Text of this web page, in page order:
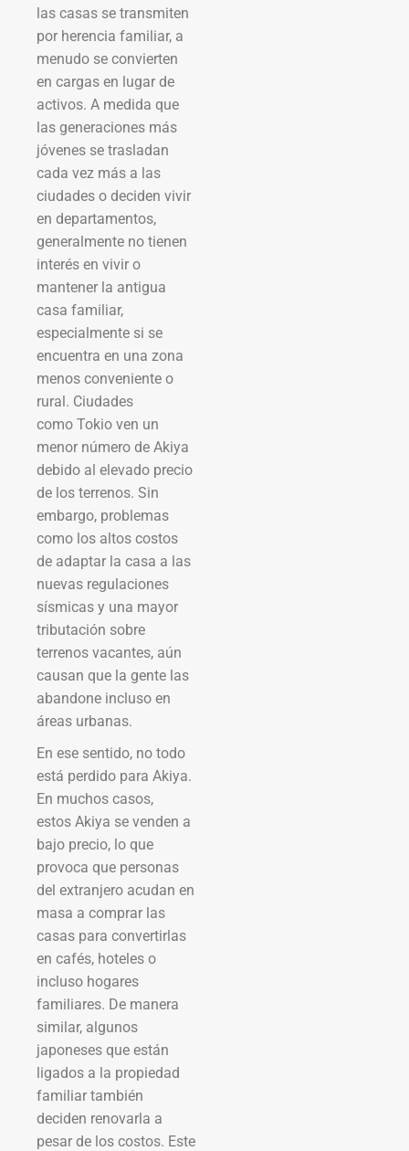
las casas se transmiten
por herencia familiar, a
menudo se convierten
en cargas en lugar de
activos. A medida que
las generaciones más
jóvenes se trasladan
cada vez más a las
ciudades o deciden vivir
en departamentos,
generalmente no tienen
interés en vivir o
mantener la antigua
casa familiar,
especialmente si se
encuentra en una zona
menos conveniente o
rural. Ciudades
como Tokio ven un
menor número de Akiya
debido al elevado precio
de los terrenos. Sin
embargo, problemas
como los altos costos
de adaptar la casa a las
nuevas regulaciones
sísmicas y una mayor
tributación sobre
terrenos vacantes, aún
causan que la gente las
abandone incluso en
áreas urbanas.
En ese sentido, no todo
está perdido para Akiya.
En muchos casos,
estos Akiya se venden a
bajo precio, lo que
provoca que personas
del extranjero acudan en
masa a comprar las
casas para convertirlas
en cafés, hoteles o
incluso hogares
familiares. De manera
similar, algunos
japoneses que están
ligados a la propiedad
familiar también
deciden renovarla a
pesar de los costos. Este